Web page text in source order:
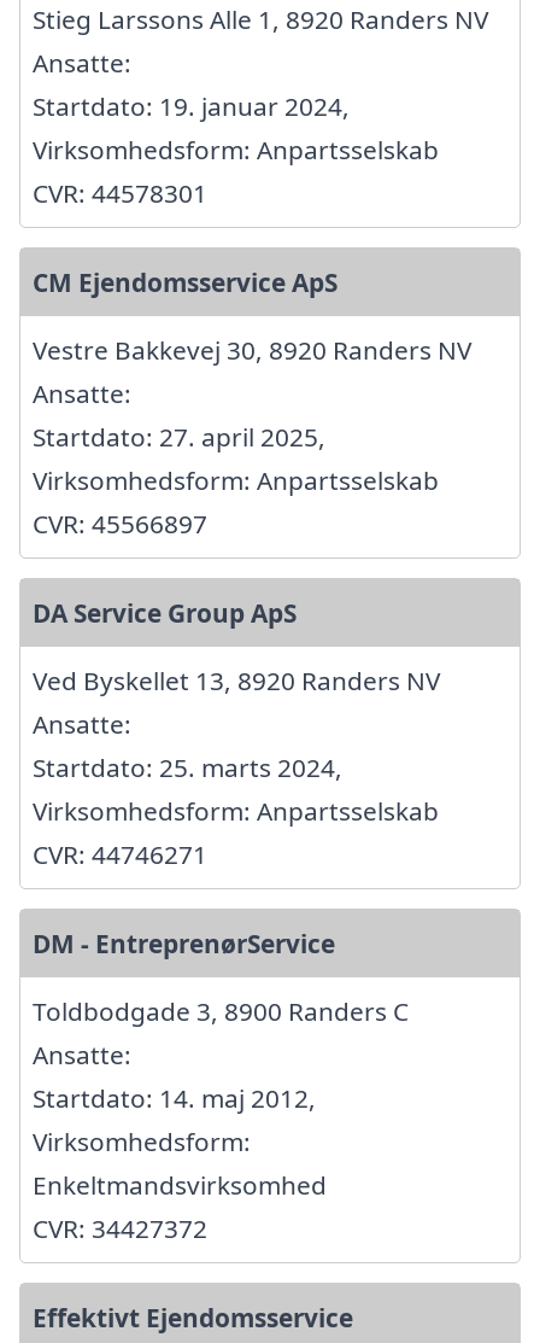
Stieg Larssons Alle 1, 8920 Randers NV
Ansatte:
Startdato: 19. januar 2024,
Virksomhedsform: Anpartsselskab
CVR: 44578301
CM Ejendomsservice ApS
Vestre Bakkevej 30, 8920 Randers NV
Ansatte:
Startdato: 27. april 2025,
Virksomhedsform: Anpartsselskab
CVR: 45566897
DA Service Group ApS
Ved Byskellet 13, 8920 Randers NV
Ansatte:
Startdato: 25. marts 2024,
Virksomhedsform: Anpartsselskab
CVR: 44746271
DM - EntreprenørService
Toldbodgade 3, 8900 Randers C
Ansatte:
Startdato: 14. maj 2012,
Virksomhedsform:
Enkeltmandsvirksomhed
CVR: 34427372
Effektivt Ejendomsservice